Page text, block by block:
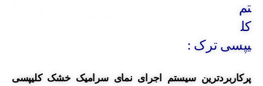
تم
کل
یپسی ترک :
پرکاربردترین سیستم اجرای نمای سرامیک خشک کلیپسی